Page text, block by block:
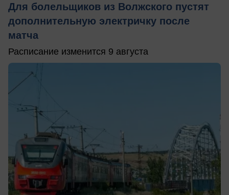
Для болельщиков из Волжского пустят
дополнительную электричку после
матча
Расписание изменится 9 августа